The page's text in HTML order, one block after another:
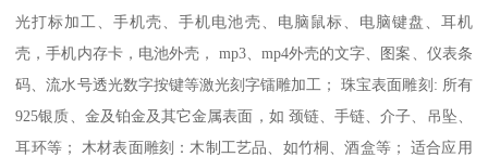
光打标加工、手机壳、手机电池壳、电脑鼠标、电脑键盘、耳机
壳，手机内存卡，电池外壳， mp3、mp4外壳的文字、图案、仪表条
码、流水号透光数字按键等激光刻字镭雕加工； 珠宝表面雕刻: 所有
925银质、金及铂金及其它金属表面，如 颈链、手链、介子、吊坠、
耳环等； 木材表面雕刻：木制工艺品、如竹桐、酒盒等； 适合应用